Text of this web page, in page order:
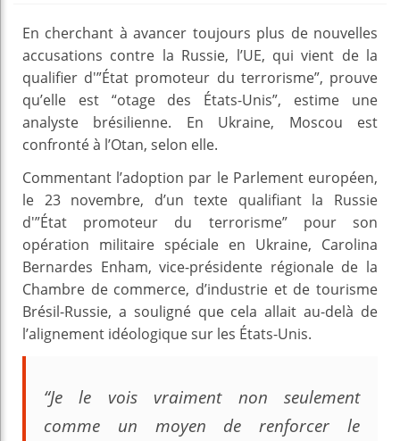
En cherchant à avancer toujours plus de nouvelles
accusations contre la Russie, l’UE, qui vient de la
qualifier d'”État promoteur du terrorisme”, prouve
qu’elle est “otage des États-Unis”, estime une
analyste brésilienne. En Ukraine, Moscou est
confronté à l’Otan, selon elle.
Commentant l’adoption par le Parlement européen,
le 23 novembre, d’un texte qualifiant la Russie
d'”État promoteur du terrorisme” pour son
opération militaire spéciale en Ukraine, Carolina
Bernardes Enham, vice-présidente régionale de la
Chambre de commerce, d’industrie et de tourisme
Brésil-Russie, a souligné que cela allait au-delà de
l’alignement idéologique sur les États-Unis.
“Je le vois vraiment non seulement
comme un moyen de renforcer le